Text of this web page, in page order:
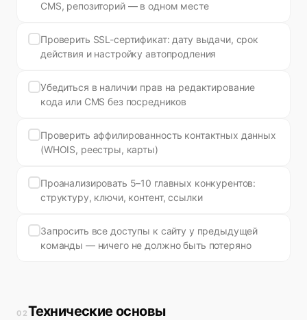
CMS, репозиторий — в одном месте
Проверить SSL-сертификат: дату выдачи, срок
действия и настройку автопродления
Убедиться в наличии прав на редактирование
кода или CMS без посредников
Проверить аффилированность контактных данных
(WHOIS, реестры, карты)
Проанализировать 5–10 главных конкурентов:
структуру, ключи, контент, ссылки
Запросить все доступы к сайту у предыдущей
команды — ничего не должно быть потеряно
02Технические основы